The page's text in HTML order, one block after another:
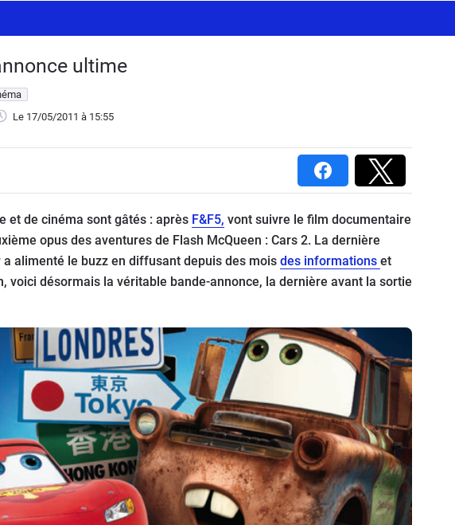
ultime
Le 17/05/2011 à 15:55
et de cinéma sont gâtés : après F&F5, vont suivre le film documentaire
opus des aventures de Flash McQueen : Cars 2. La dernière
alimenté le buzz en diffusant depuis des mois des informations et
voici désormais la véritable bande-annonce, la dernière avant la sortie